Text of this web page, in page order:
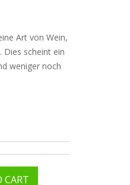
Art von Wein,
Dies scheint ein
weniger noch
CART